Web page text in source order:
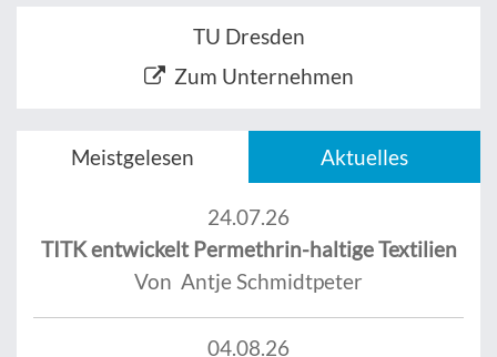
TU Dresden
Zum Unternehmen
Meistgelesen Aktuelles
24.07.26
TITK entwickelt Permethrin-haltige Textilien
Von Antje Schmidtpeter
04.08.26